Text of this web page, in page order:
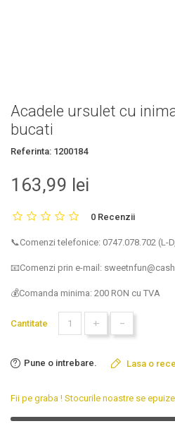
Acadele ursulet cu
bucati
Referinta: 1200184
163,99 lei
0 Recenzii
📞Comenzi telefonice: 0747.078.702 (L-
📧Comenzi prin e-mail:
💰Comanda minima: 200 RON cu TVA
Cantitate + -
Pune o intrebare. Lasa o
Fii pe graba ! Stocurile noastre se